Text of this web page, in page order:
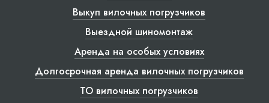
Выкуп вилочных погрузчиков
Выездной шиномонтаж
Аренда на особых условиях
Долгосрочная аренда вилочных погрузчиков
ТО вилочных погрузчиков